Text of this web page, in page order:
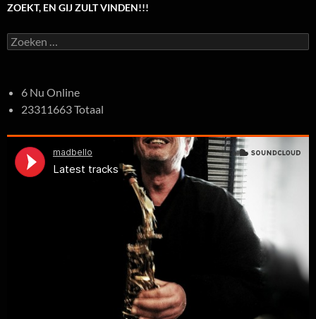
ZOEKT, EN GIJ ZULT VINDEN!!!
Zoeken
naar:
6 Nu Online
23311663 Totaal